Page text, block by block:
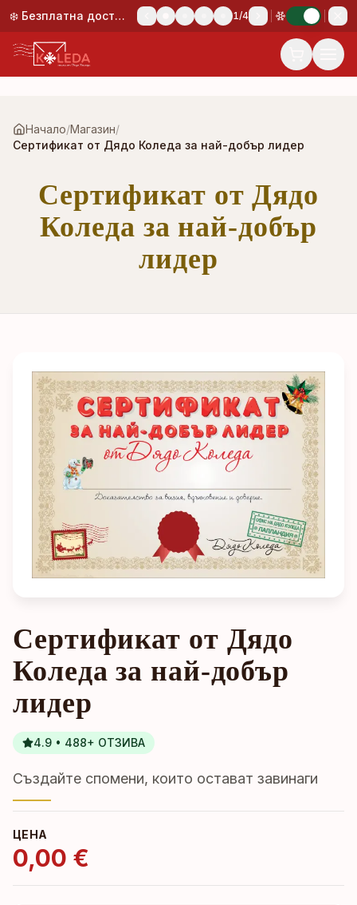
Към основното съдържание
❄️ Безплатна доставка при поръчка над 50,00 €! 1/4
Начало/Магазин/
Сертификат от Дядо Коледа за най-добър лидер
Сертификат от Дядо
Коледа за най-добър
лидер
Сертификат от Дядо
Коледа за най-добър
лидер
4.9 • 488+ ОТЗИВА
Създайте спомени, които остават завинаги
ЦЕНА
0,00 €